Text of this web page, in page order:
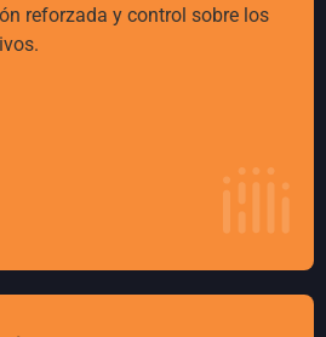
reforzada y control sobre los